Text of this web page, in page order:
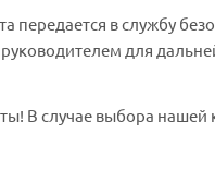
передается в службу
для
В случае выбора нашей